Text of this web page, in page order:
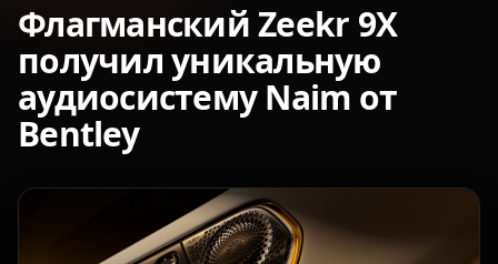
Флагманский Zeekr 9X
получил уникальную
аудиосистему Naim от
Bentley